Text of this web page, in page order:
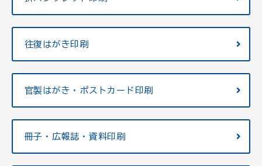
往復はがき印刷
官製はがき・ポストカード印刷
冊子・広報誌・資料印刷